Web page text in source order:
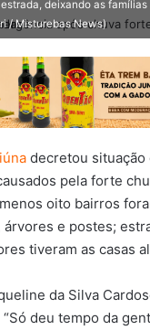
deixando as famílias
/ Misturebas News)
decretou
pela forte
oito bairros
e postes;
tiveram as casas
da Silva
deu tempo da